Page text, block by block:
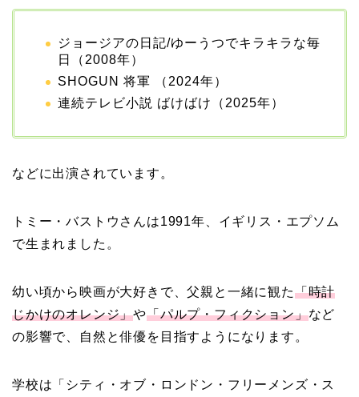
ジョージアの日記/ゆーうつでキラキラな毎
日（2008年）
SHOGUN 将軍 （2024年）
連続テレビ小説 ばけばけ（2025年）
などに出演されています。
トミー・バストウさんは1991年、イギリス・エプソム
で生まれました。
幼い頃から映画が大好きで、父親と一緒に観た「時計
じかけのオレンジ」や「パルプ・フィクション」など
の影響で、自然と俳優を目指すようになります。
学校は「シティ・オブ・ロンドン・フリーメンズ・ス